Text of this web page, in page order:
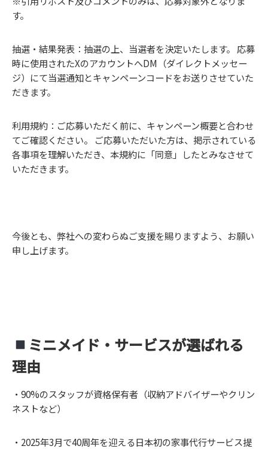
す。
抽選・結果発表：抽選の上、当選者を決定いたします。 応募
時に使用されたXのアカウントへDM（ダイレクトメッセー
ジ）にて当選通知とキャンペーンコードをお送りさせていた
だきます。
利用規約：ご応募いただく前に、キャンペーン概要と合わせ
てご確認ください。 ご応募いただいた方は、掲示されている
各事項を理解いただき、本規約に「同意」したとみなさせて
いただきます。
今後とも、弊社への変わらぬご支援を賜りますよう、お願い
申し上げます。
ミニメイド・サービスが選ばれる
理由
・90%のスタッフが資格保有者（収納アドバイザーやクリン
ネストなど）
・2025年3月で40周年を迎える日本初の家事代行サービス提